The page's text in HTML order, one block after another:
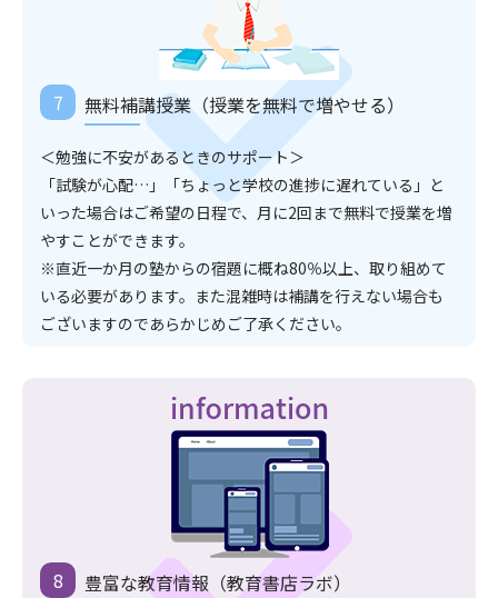
無料補講授業（授業を無料で増やせる）
＜勉強に不安があるときのサポート＞
「試験が心配…」「ちょっと学校の進捗に遅れている」と
いった場合はご希望の日程で、月に2回まで無料で授業を増
やすことができます。
※直近一か月の塾からの宿題に概ね80％以上、取り組めて
いる必要があります。また混雑時は補講を行えない場合も
ございますのであらかじめご了承ください。
豊富な教育情報（教育書店ラボ）